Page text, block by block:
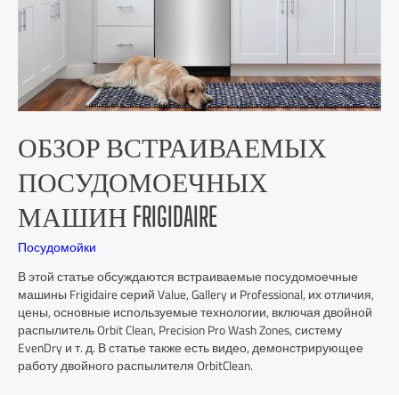
ОБЗОР ВСТРАИВАЕМЫХ
ПОСУДОМОЕЧНЫХ
МАШИН FRIGIDAIRE
Посудомойки
В этой статье обсуждаются встраиваемые посудомоечные
машины Frigidaire серий Value, Gallery и Professional, их отличия,
цены, основные используемые технологии, включая двойной
распылитель Orbit Clean, Precision Pro Wash Zones, систему
EvenDry и т. д. В статье также есть видео, демонстрирующее
работу двойного распылителя OrbitClean.